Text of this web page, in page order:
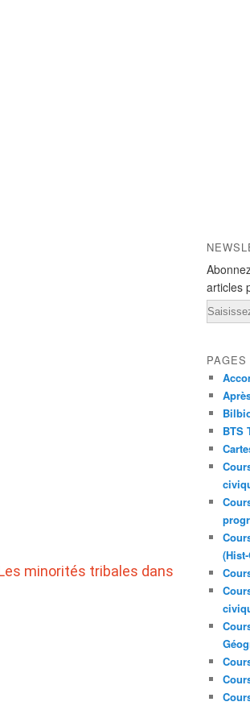
minorités tribales dans
articles
Email
PAGES
BTS